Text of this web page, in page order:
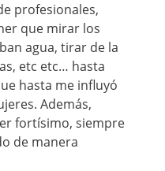
profesionales,
que mirar los
agua, tirar de la
etc etc… hasta
hasta me influyó
Además,
fortísimo, siempre
de manera